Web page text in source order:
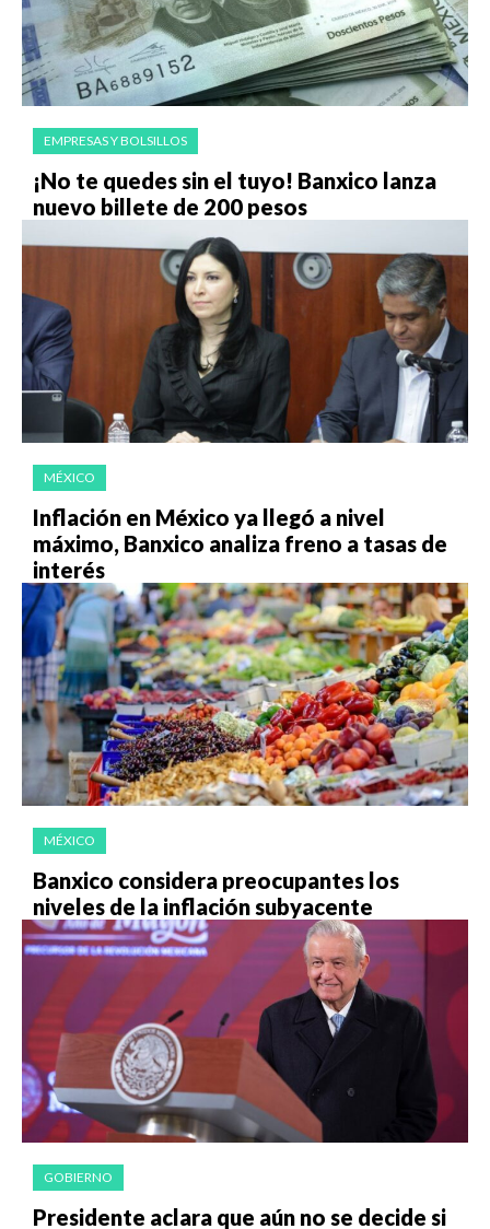
EMPRESAS Y BOLSILLOS
¡No te quedes sin el tuyo! Banxico lanza
nuevo billete de 200 pesos
MÉXICO
Inflación en México ya llegó a nivel
máximo, Banxico analiza freno a tasas de
interés
MÉXICO
Banxico considera preocupantes los
niveles de la inflación subyacente
GOBIERNO
Presidente aclara que aún no se decide si